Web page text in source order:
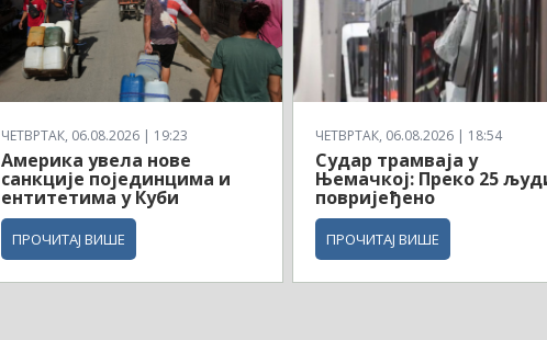
ЧЕТВРТАК, 06.08.2026 | 19:23
Америка увела нове
санкције појединцима и
ентитетима у Куби
ПРОЧИТАЈ ВИШЕ
ЧЕТВРТАК, 06.08.2026 | 18:54
Судар трамваја у
Њемачкој: Преко 25
повријеђено
ПРОЧИТАЈ ВИШЕ